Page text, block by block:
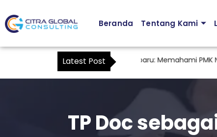
Beranda Tentang Kami
Latest Post
Kuasa Wajib Pajak Terbaru: Memahami PMK
TP Doc